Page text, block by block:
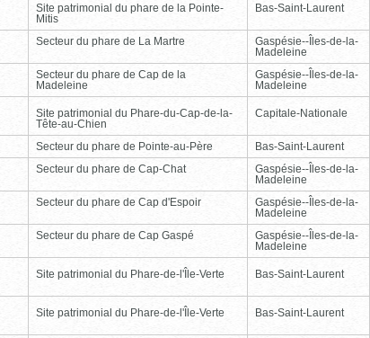
Site patrimonial du phare de la Pointe-
Mitis
Bas-Saint-Laurent
Secteur du phare de La Martre
Gaspésie--Îles-de-la-
Madeleine
Secteur du phare de Cap de la
Madeleine
Gaspésie--Îles-de-la-
Madeleine
Site patrimonial du Phare-du-Cap-de-la-
Tête-au-Chien
Capitale-Nationale
Secteur du phare de Pointe-au-Père Bas-Saint-Laurent
Secteur du phare de Cap-Chat
Gaspésie--Îles-de-la-
Madeleine
Secteur du phare de Cap d'Espoir
Gaspésie--Îles-de-la-
Madeleine
Secteur du phare de Cap Gaspé
Gaspésie--Îles-de-la-
Madeleine
Site patrimonial du Phare-de-l'Île-Verte Bas-Saint-Laurent
Site patrimonial du Phare-de-l'Île-Verte Bas-Saint-Laurent